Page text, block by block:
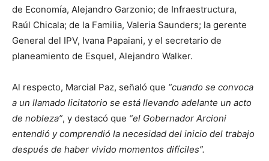
de Economía, Alejandro Garzonio; de Infraestructura,
Raúl Chicala; de la Familia, Valeria Saunders; la gerente
General del IPV, Ivana Papaiani, y el secretario de
planeamiento de Esquel, Alejandro Walker.
Al respecto, Marcial Paz, señaló que “cuando se convoca
a un llamado licitatorio se está llevando adelante un acto
de nobleza”, y destacó que “el Gobernador Arcioni
entendió y comprendió la necesidad del inicio del trabajo
después de haber vivido momentos difíciles”.